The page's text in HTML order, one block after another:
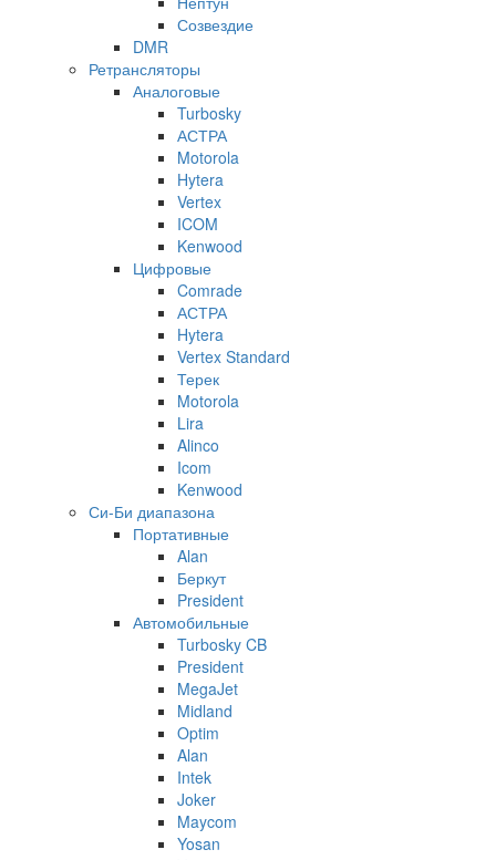
Созвездие
DMR
Ретрансляторы
Аналоговые
Turbosky
АСТРА
Motorola
Hytera
Vertex
ICOM
Kenwood
Цифровые
Comrade
АСТРА
Hytera
Vertex Standard
Терек
Motorola
Lira
Alinco
Icom
Kenwood
Си-Би диапазона
Портативные
Alan
Беркут
President
Автомобильные
Turbosky CB
President
MegaJet
Midland
Optim
Alan
Intek
Joker
Maycom
Yosan